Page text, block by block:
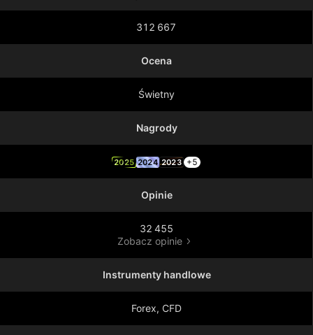
312 667
Ocena
Świetny
Nagrody
2025 2024 2023 +5
Opinie
32 455
Zobacz opinie
Instrumenty handlowe
Forex, CFD